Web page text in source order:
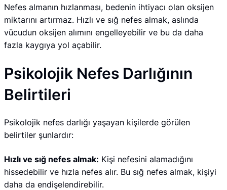
Nefes almanın hızlanması, bedenin ihtiyacı olan oksijen
miktarını artırmaz. Hızlı ve sığ nefes almak, aslında
vücudun oksijen alımını engelleyebilir ve bu da daha
fazla kaygıya yol açabilir.
Psikolojik Nefes Darlığının
Belirtileri
Psikolojik nefes darlığı yaşayan kişilerde görülen
belirtiler şunlardır:
Hızlı ve sığ nefes almak: Kişi nefesini alamadığını
hissedebilir ve hızla nefes alır. Bu sığ nefes almak, kişiyi
daha da endişelendirebilir.